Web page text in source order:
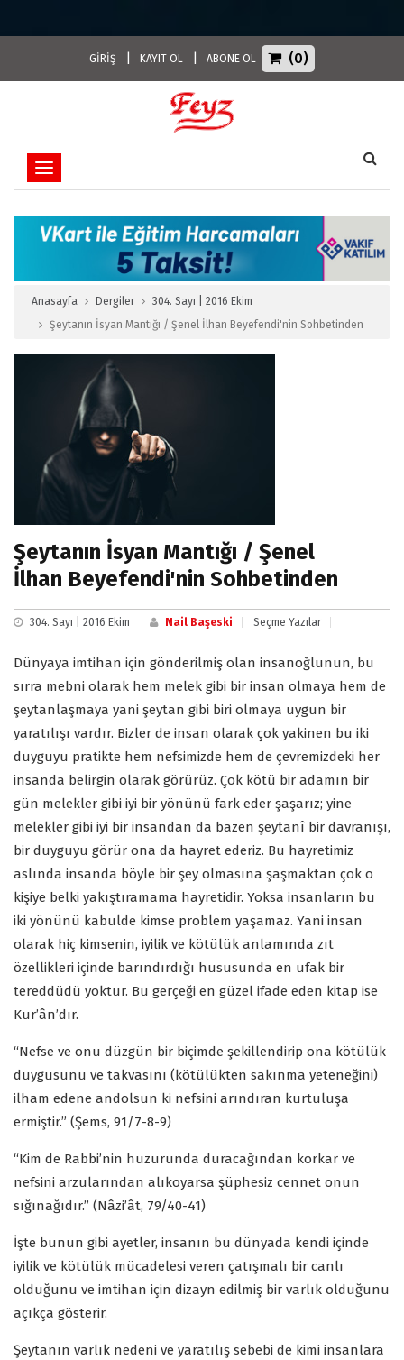
GİRİŞ KAYIT OL ABONE OL (0)
Toggle navigation
Anasayfa Dergiler
304. Sayı | 2016 Ekim
Şeytanın İsyan Mantığı / Şenel İlhan Beyefendi'nin Sohbetinden
Şeytanın İsyan Mantığı / Şenel
İlhan Beyefendi'nin Sohbetinden
304. Sayı | 2016 Ekim Nail Başeski Seçme Yazılar
Dünyaya imtihan için gönderilmiş olan insanoğlunun, bu
sırra mebni olarak hem melek gibi bir insan olmaya hem de
şeytanlaşmaya yani şeytan gibi biri olmaya uygun bir
yaratılışı vardır. Bizler de insan olarak çok yakinen bu iki
duyguyu pratikte hem nefsimizde hem de çevremizdeki her
insanda belirgin olarak görürüz. Çok kötü bir adamın bir
gün melekler gibi iyi bir yönünü fark eder şaşarız; yine
melekler gibi iyi bir insandan da bazen şeytanî bir davranışı,
bir duyguyu görür ona da hayret ederiz. Bu hayretimiz
aslında insanda böyle bir şey olmasına şaşmaktan çok o
kişiye belki yakıştıramama hayretidir. Yoksa insanların bu
iki yönünü kabulde kimse problem yaşamaz. Yani insan
olarak hiç kimsenin, iyilik ve kötülük anlamında zıt
özellikleri içinde barındırdığı hususunda en ufak bir
tereddüdü yoktur. Bu gerçeği en güzel ifade eden kitap ise
Kur’ân’dır.
“Nefse ve onu düzgün bir biçimde şekillendirip ona kötülük
duygusunu ve takvasını (kötülükten sakınma yeteneğini)
ilham edene andolsun ki nefsini arındıran kurtuluşa
ermiştir.” (Şems, 91/7-8-9)
“Kim de Rabbi’nin huzurunda duracağından korkar ve
nefsini arzularından alıkoyarsa şüphesiz cennet onun
sığınağıdır.” (Nâzi’ât, 79/40-41)
İşte bunun gibi ayetler, insanın bu dünyada kendi içinde
iyilik ve kötülük mücadelesi veren çatışmalı bir canlı
olduğunu ve imtihan için dizayn edilmiş bir varlık olduğunu
açıkça gösterir.
Şeytanın varlık nedeni ve yaratılış sebebi de kimi insanlara